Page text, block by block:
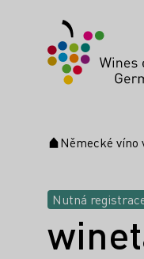
Úvodní stránka
Německé víno
Nutná